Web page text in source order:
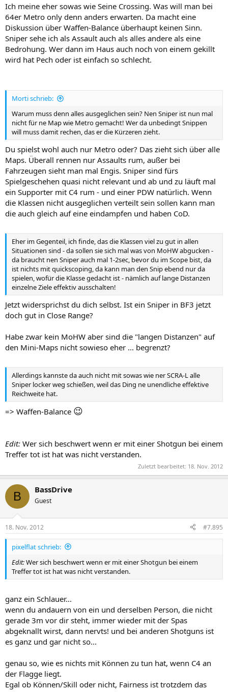
Ich meine eher sowas wie Seine Crossing. Was will man bei
64er Metro only denn anders erwarten. Da macht eine
Diskussion über Waffen-Balance überhaupt keinen Sinn.
Sniper sehe ich als Assault auch als alles andere als eine
Bedrohung. Wer dann im Haus auch noch von einem gekillt
wird hat Pech oder ist einfach so schlecht.
Morti schrieb:
Warum muss denn alles ausgeglichen sein? Nen Sniper ist nun mal
nicht für ne Map wie Metro gemacht! Wer da unbedingt Snippen
will muss damit rechen, das er die Kürzeren zieht.
Du spielst wohl auch nur Metro oder? Das zieht sich über alle
Maps. Überall rennen nur Assaults rum, außer bei
Fahrzeugen sieht man mal Engis. Sniper sind fürs
Spielgeschehen quasi nicht relevant und ab und zu läuft mal
ein Supporter mit C4 rum - und einer PDW natürlich. Wenn
die Klassen nicht ausgeglichen verteilt sein sollen kann man
die auch gleich auf eine eindampfen und haben CoD.
Eher im Gegenteil, ich finde, das die Klassen viel zu gut in allen
Situationen sind - da sollen sie sich mal was von MoHW abgucken -
da braucht nen Sniper auch mal 1-2sec, bevor du im Scope bist, da
ist nichts mit quickscoping, da kann man den Snip ebend nur da
spielen, wofür die Klasse gedacht ist - nämlich auf lange Distanzen
einzelne Ziele effektiv ausschalten!
Jetzt widersprichst du dich selbst. Ist ein Sniper in BF3 jetzt
doch gut in Close Range?
Habe zwar kein MoHW aber sind die "langen Distanzen" auf
den Mini-Maps nicht sowieso eher ... begrenzt?
Allerdings kannste da auch nicht mit sowas wie ner SCRA-L alle
Sniper locker weg schießen, weil das Ding ne unendliche effektive
Reichweite hat.
=> Waffen-Balance 😉
Edit: Wer sich beschwert wenn er mit einer Shotgun bei einem
Treffer tot ist hat was nicht verstanden.
Zuletzt bearbeitet: 18. Nov. 2012
B BassDrive
Guest
18. Nov. 2012 #7.895
pixelflat schrieb:
Edit:Wer sich beschwert wenn er mit einer Shotgun bei einem
Treffer tot ist hat was nicht verstanden.
ganz ein Schlauer...
wenn du andauern von ein und derselben Person, die nicht
gerade 3m vor dir steht, immer wieder mit der Spas
abgeknallt wirst, dann nervts! und bei anderen Shotguns ist
es ganz und gar nicht so...
genau so, wie es nichts mit Können zu tun hat, wenn C4 an
der Flagge liegt.
Egal ob Können/Skill oder nicht, Fairness ist trotzdem das